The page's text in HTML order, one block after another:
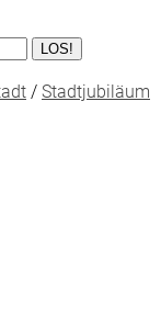
LOS!
/ Stadtjubiläum